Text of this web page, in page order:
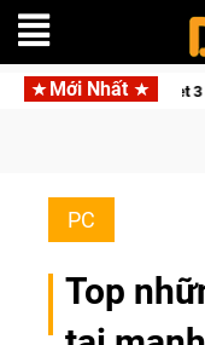
Mới Nhất
Pocket 3 Ngay Hôm Nay
PC
Top